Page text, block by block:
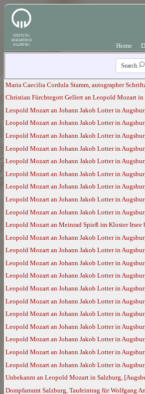
Home
Search
Maria Caecilia Cordula Stamm, autographer
Christian Fürchtegott Gellert an Leopold Mozart
Leopold Mozart an Johann Jakob Lotter in
Leopold Mozart an Johann Jakob Lotter in
Leopold Mozart an Johann Jakob Lotter in
Leopold Mozart an Johann Jakob Lotter in
Leopold Mozart an Johann Jakob Lotter in
Leopold Mozart an Johann Jakob Lotter in
Leopold Mozart an Johann Jakob Lotter in
Leopold Mozart an Johann Jakob Lotter in
Leopold Mozart an Johann Jakob Lotter in
Leopold Mozart an Meinrad Spieß im Kloster Irsee
Leopold Mozart an Johann Jakob Lotter in
Leopold Mozart an Johann Jakob Lotter in
Leopold Mozart an Johann Jakob Lotter in
Leopold Mozart an Johann Jakob Lotter in
Leopold Mozart an Johann Jakob Lotter in
Leopold Mozart an Johann Jakob Lotter in
Leopold Mozart an Johann Jakob Lotter in
Leopold Mozart an Johann Jakob Lotter in
Leopold Mozart an Johann Jakob Lotter in
Leopold Mozart an Johann Jakob Lotter in
Leopold Mozart an Johann Jakob Lotter in
Unbekannt an Leopold Mozart in Salzburg,
Dompfarramt Salzburg, Taufeintrag für Wolfgang